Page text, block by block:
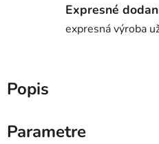
Expresné
expresná výroba
Popis
Parametre